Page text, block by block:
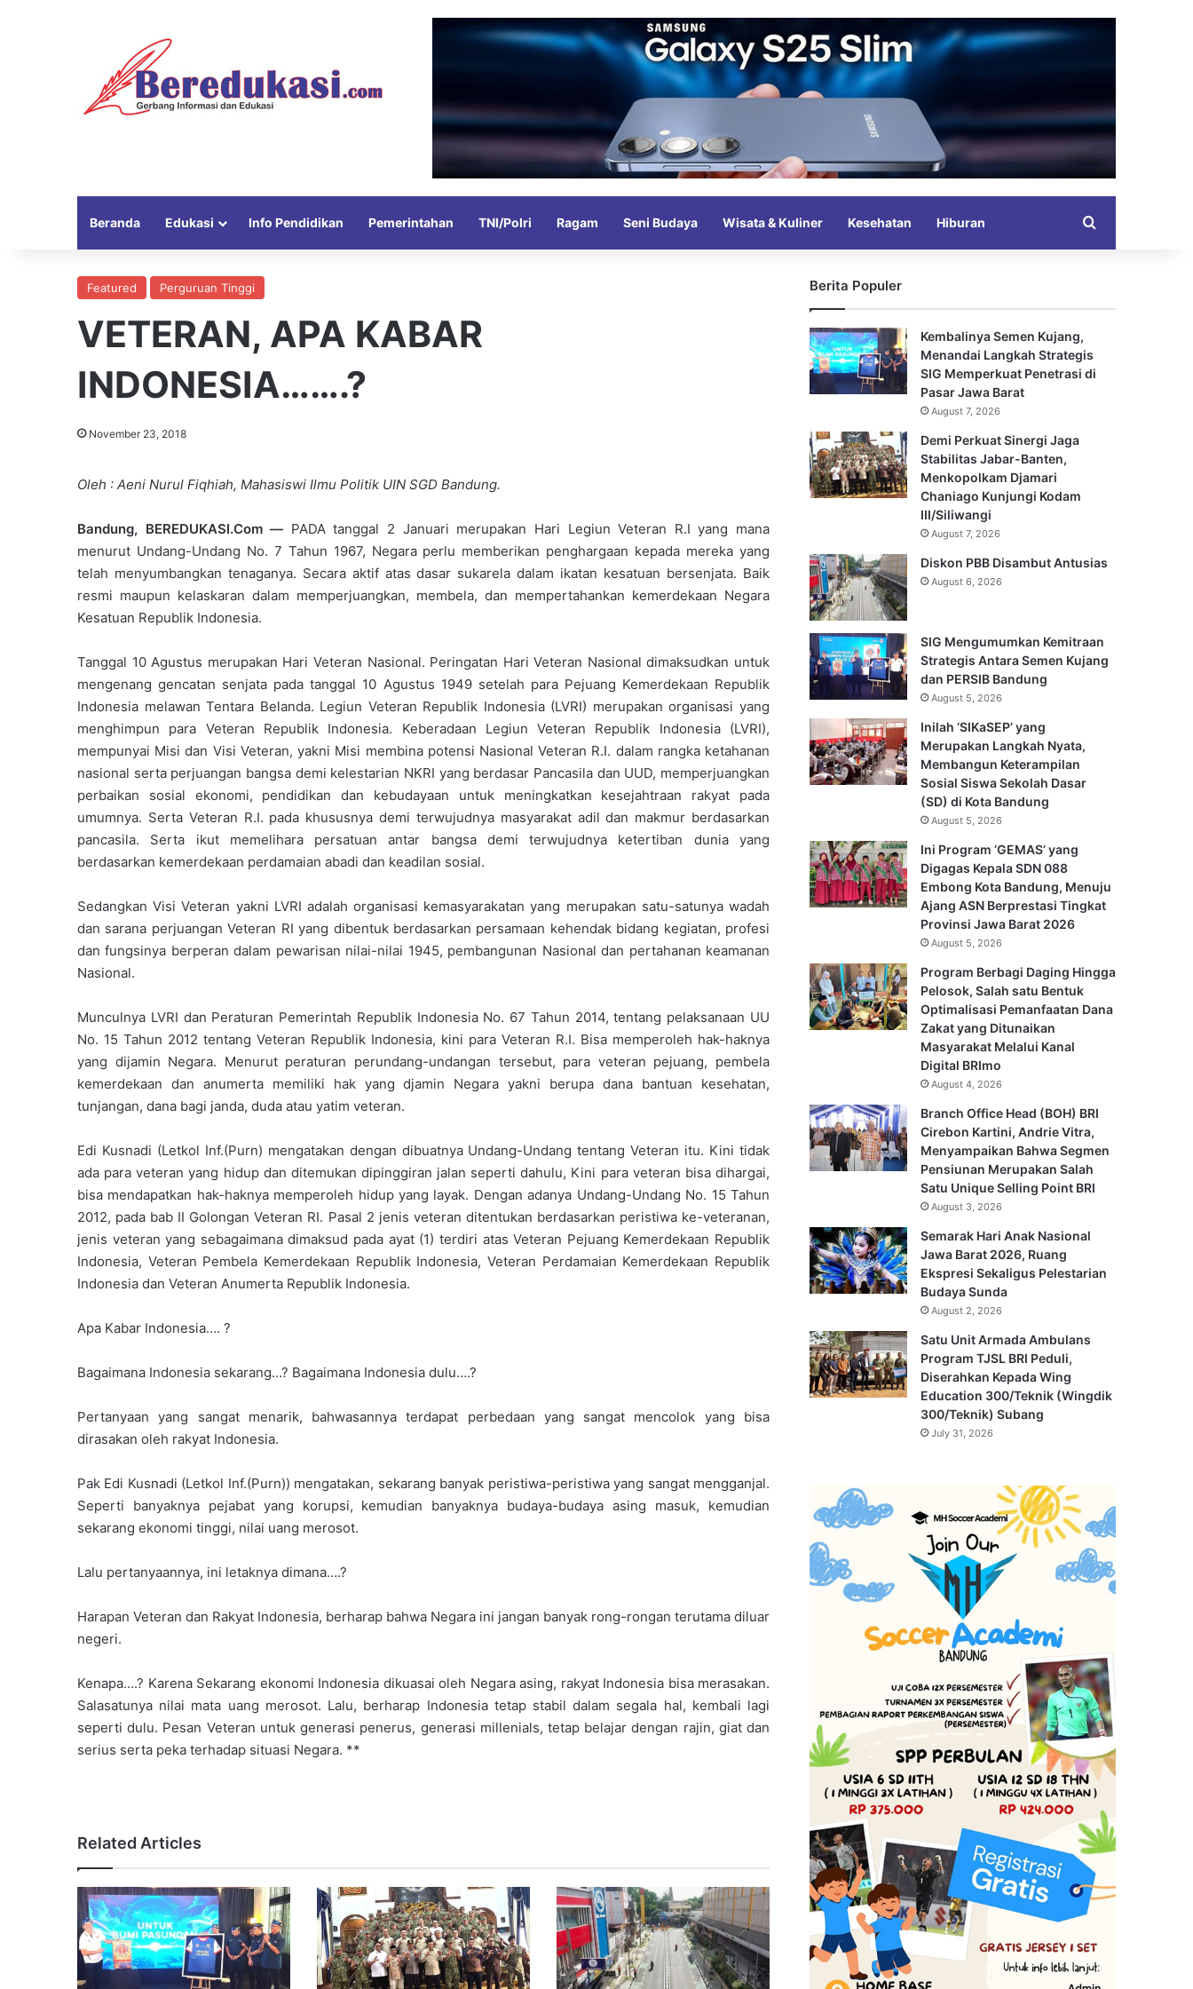
Beranda Edukasi Info Pendidikan Pemerintahan TNI/Polri Ragam Seni Budaya Wisata & Kuliner Kesehatan Hiburan
Featured Perguruan Tinggi
VETERAN, APA KABAR
INDONESIA…….?
November 23, 2018
Oleh : Aeni Nurul Fiqhiah, Mahasiswi Ilmu Politik UIN SGD Bandung.
Bandung, BEREDUKASI.Com — PADA tanggal 2 Januari merupakan Hari Legiun Veteran R.I yang mana
menurut Undang-Undang No. 7 Tahun 1967, Negara perlu memberikan penghargaan kepada mereka yang
telah menyumbangkan tenaganya. Secara aktif atas dasar sukarela dalam ikatan kesatuan bersenjata. Baik
resmi maupun kelaskaran dalam memperjuangkan, membela, dan mempertahankan kemerdekaan Negara
Kesatuan Republik Indonesia.
Tanggal 10 Agustus merupakan Hari Veteran Nasional. Peringatan Hari Veteran Nasional dimaksudkan untuk
mengenang gencatan senjata pada tanggal 10 Agustus 1949 setelah para Pejuang Kemerdekaan Republik
Indonesia melawan Tentara Belanda. Legiun Veteran Republik Indonesia (LVRI) merupakan organisasi yang
menghimpun para Veteran Republik Indonesia. Keberadaan Legiun Veteran Republik Indonesia (LVRI),
mempunyai Misi dan Visi Veteran, yakni Misi membina potensi Nasional Veteran R.I. dalam rangka ketahanan
nasional serta perjuangan bangsa demi kelestarian NKRI yang berdasar Pancasila dan UUD, memperjuangkan
perbaikan sosial ekonomi, pendidikan dan kebudayaan untuk meningkatkan kesejahtraan rakyat pada
umumnya. Serta Veteran R.I. pada khususnya demi terwujudnya masyarakat adil dan makmur berdasarkan
pancasila. Serta ikut memelihara persatuan antar bangsa demi terwujudnya ketertiban dunia yang
berdasarkan kemerdekaan perdamaian abadi dan keadilan sosial.
Sedangkan Visi Veteran yakni LVRI adalah organisasi kemasyarakatan yang merupakan satu-satunya wadah
dan sarana perjuangan Veteran RI yang dibentuk berdasarkan persamaan kehendak bidang kegiatan, profesi
dan fungsinya berperan dalam pewarisan nilai-nilai 1945, pembangunan Nasional dan pertahanan keamanan
Nasional.
Munculnya LVRI dan Peraturan Pemerintah Republik Indonesia No. 67 Tahun 2014, tentang pelaksanaan UU
No. 15 Tahun 2012 tentang Veteran Republik Indonesia, kini para Veteran R.I. Bisa memperoleh hak-haknya
yang dijamin Negara. Menurut peraturan perundang-undangan tersebut, para veteran pejuang, pembela
kemerdekaan dan anumerta memiliki hak yang djamin Negara yakni berupa dana bantuan kesehatan,
tunjangan, dana bagi janda, duda atau yatim veteran.
Edi Kusnadi (Letkol Inf.(Purn) mengatakan dengan dibuatnya Undang-Undang tentang Veteran itu. Kini tidak
ada para veteran yang hidup dan ditemukan dipinggiran jalan seperti dahulu, Kini para veteran bisa dihargai,
bisa mendapatkan hak-haknya memperoleh hidup yang layak. Dengan adanya Undang-Undang No. 15 Tahun
2012, pada bab II Golongan Veteran RI. Pasal 2 jenis veteran ditentukan berdasarkan peristiwa ke-veteranan,
jenis veteran yang sebagaimana dimaksud pada ayat (1) terdiri atas Veteran Pejuang Kemerdekaan Republik
Indonesia, Veteran Pembela Kemerdekaan Republik Indonesia, Veteran Perdamaian Kemerdekaan Republik
Indonesia dan Veteran Anumerta Republik Indonesia.
Apa Kabar Indonesia…. ?
Bagaimana Indonesia sekarang…? Bagaimana Indonesia dulu….?
Pertanyaan yang sangat menarik, bahwasannya terdapat perbedaan yang sangat mencolok yang bisa
dirasakan oleh rakyat Indonesia.
Pak Edi Kusnadi (Letkol Inf.(Purn)) mengatakan, sekarang banyak peristiwa-peristiwa yang sangat mengganjal.
Seperti banyaknya pejabat yang korupsi, kemudian banyaknya budaya-budaya asing masuk, kemudian
sekarang ekonomi tinggi, nilai uang merosot.
Lalu pertanyaannya, ini letaknya dimana….?
Harapan Veteran dan Rakyat Indonesia, berharap bahwa Negara ini jangan banyak rong-rongan terutama diluar
negeri.
Kenapa….? Karena Sekarang ekonomi Indonesia dikuasai oleh Negara asing, rakyat Indonesia bisa merasakan.
Salasatunya nilai mata uang merosot. Lalu, berharap Indonesia tetap stabil dalam segala hal, kembali lagi
seperti dulu. Pesan Veteran untuk generasi penerus, generasi millenials, tetap belajar dengan rajin, giat dan
serius serta peka terhadap situasi Negara. **
Related Articles
Berita Populer
Kembalinya Semen Kujang,
Menandai Langkah Strategis
SIG Memperkuat Penetrasi di
Pasar Jawa Barat
August 7, 2026
Demi Perkuat Sinergi Jaga
Stabilitas Jabar-Banten,
Menkopolkam Djamari
Chaniago Kunjungi Kodam
III/Siliwangi
August 7, 2026
Diskon PBB Disambut Antusias
August 6, 2026
SIG Mengumumkan Kemitraan
Strategis Antara Semen Kujang
dan PERSIB Bandung
August 5, 2026
Inilah ‘SIKaSEP’ yang
Merupakan Langkah Nyata,
Membangun Keterampilan
Sosial Siswa Sekolah Dasar
(SD) di Kota Bandung
August 5, 2026
Ini Program ‘GEMAS’ yang
Digagas Kepala SDN 088
Embong Kota Bandung, Menuju
Ajang ASN Berprestasi Tingkat
Provinsi Jawa Barat 2026
August 5, 2026
Program Berbagi Daging Hingga
Pelosok, Salah satu Bentuk
Optimalisasi Pemanfaatan Dana
Zakat yang Ditunaikan
Masyarakat Melalui Kanal
Digital BRImo
August 4, 2026
Branch Office Head (BOH) BRI
Cirebon Kartini, Andrie Vitra,
Menyampaikan Bahwa Segmen
Pensiunan Merupakan Salah
Satu Unique Selling Point BRI
August 3, 2026
Semarak Hari Anak Nasional
Jawa Barat 2026, Ruang
Ekspresi Sekaligus Pelestarian
Budaya Sunda
August 2, 2026
Satu Unit Armada Ambulans
Program TJSL BRI Peduli,
Diserahkan Kepada Wing
Education 300/Teknik (Wingdik
300/Teknik) Subang
July 31, 2026